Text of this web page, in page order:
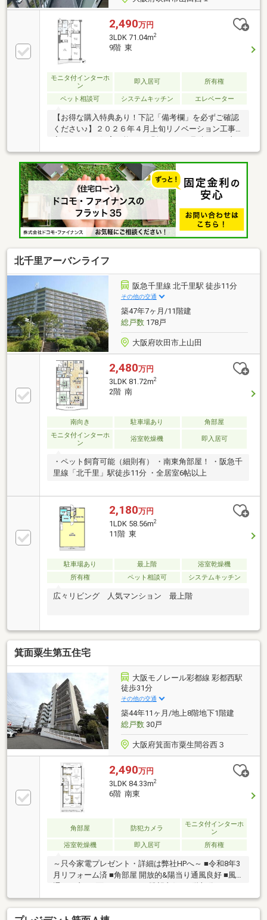
2,490万円
3LDK 71.04m2
9階 東
モニタ付インターホ
ン
即入居可 所有権
ペット相談可 システムキッチン エレベーター
【お得な購入特典あり！下記「備考欄」を必ずご確認
ください♪】２０２６年４月上旬リノベーション工事
い９階部分／総戸数２５０戸のビックコミュニティ！
北千里アーバンライフ
阪急千里線 北千里駅 徒歩11分
その他の交通
築47年7ヶ月/11階建
総戸数178戸
大阪府吹田市上山田
2,480万円
3LDK 81.72m2
2階 南
南向き 駐車場あり
角部屋
モニタ付インターホ
ン
浴室乾燥機 即入居可
・ペット飼育可能（細則有） ・南東角部屋！ ・阪急千
里線「北千里」駅徒歩11分 ・全居室6帖以上
2,180万円
1LDK 58.56m2
11階 東
駐車場あり 最上階
浴室乾燥機
所有権
ペット相談可 システムキッチン
広々リビング 人気マンション 最上階
箕面粟生第五住宅
大阪モノレール彩都線 彩都西駅
徒歩31分
その他の交通
築44年11ヶ月/地上8階地下1階建
総戸数30戸
大阪府箕面市粟生間谷西３
2,490万円
3LDK 84.33m2
6階 南東
角部屋 防犯カメラ
モニタ付インターホ
ン
浴室乾燥機
即入居可 所有権
～只今家電プレゼント・詳細は弊社HPへ～ ■令和8年3
月リフォーム済 ■角部屋 開放的&陽当り通風良好 ■風